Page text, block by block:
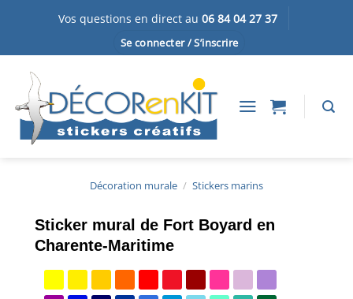
Vos questions en direct au 06 84 04 27 37
Se connecter / S’inscrire
Décoration murale / Stickers marins
Sticker mural de Fort Boyard en
Charente-Maritime